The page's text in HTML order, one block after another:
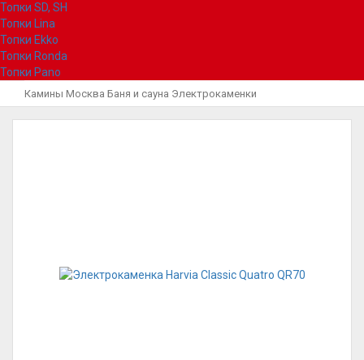
Топки SD, SH
Топки Lina
Топки Ekko
Топки Ronda
Топки Pano
Камины Москва Баня и сауна Электрокаменки